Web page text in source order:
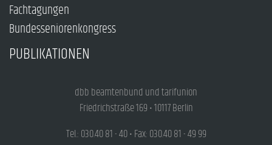
Fachtagungen
Bundesseniorenkongress
PUBLIKATIONEN
dbb beamtenbund und tarifunion
Friedrichstraße 169 • 10117 Berlin
Tel.: 030.40 81 - 40 • Fax: 030.40 81 - 49 99